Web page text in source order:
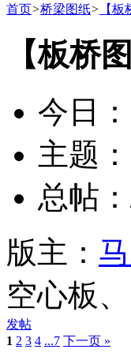
首页>桥梁图纸> 【板
【板桥
今日：
主题：
总帖：
版主：
空心板
发帖
1 2 3 4 ...7 下一页 »